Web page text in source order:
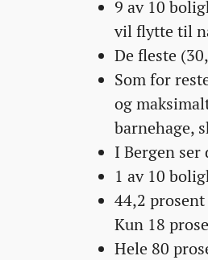
9 av 10
vil flytte til
De fleste
Som for
og
barnehage,
I Bergen
1 av 10
44,2
Kun 18
Hele 80